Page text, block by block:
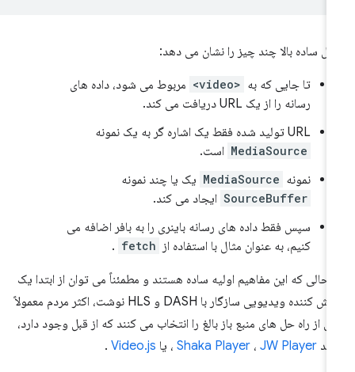
ساده بالا چند چیز را نشان می دهد:
تا جایی که به <video>
مربوط می شود، داده های
رسانه را از یک URL دریافت می کند.
URL تولید شده فقط یک اشاره گر به یک نمونه
MediaSource است.
نمونه MediaSource یک یا چند نمونه
SourceBuffer ایجاد می کند.
سپس فقط داده های رسانه باینری را به بافر اضافه می
کنیم، به عنوان مثال با استفاده از fetch
.
حالی که این مفاهیم اولیه ساده هستند و مطمئناً می توان از ابتدا یک
پخش کننده ویدیویی سازگار با DASH و HLS نوشت، اکثر مردم معمولاً
از راه حل های منبع باز بالغ را انتخاب می کنند که از قبل وجود دارد،
Shaka Player، JW Player ، یا Video.js
.